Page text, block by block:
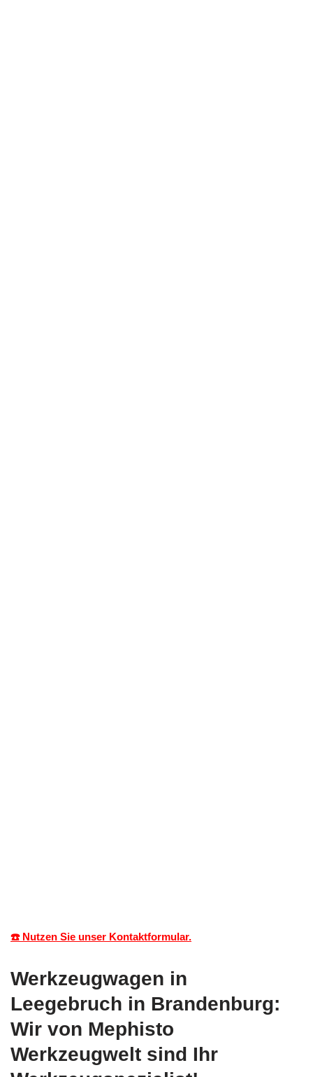
☎️ Nutzen Sie unser Kontaktformular.
Werkzeugwagen in
Leegebruch in Brandenburg:
Wir von Mephisto
Werkzeugwelt sind Ihr